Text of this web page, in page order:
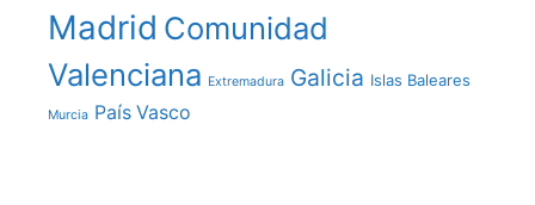
Madrid Comunidad
Valenciana Extremadura Galicia Islas Baleares
Murcia País Vasco